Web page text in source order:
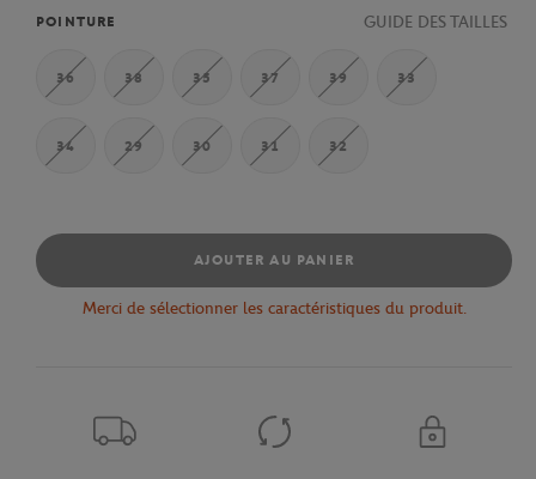
POINTURE GUIDE DES TAILLES
36 38 35 37 39 33
34 29 30 31 32
AJOUTER AU PANIER
Merci de sélectionner les caractéristiques du produit.